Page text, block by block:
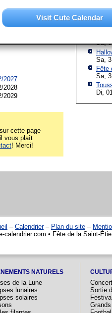
2027
2028
2029
cette page
vous plaît
! Merci!
Sa,
Jour
Sa,
Sa,
Fête
Sa,
Di,
– Calendrier– Plan du site –
calendrier.com • Fête de la Saint-
NATURELS
de la Lune
lunaires
solaires
Sortie
Visit Cute Calendar